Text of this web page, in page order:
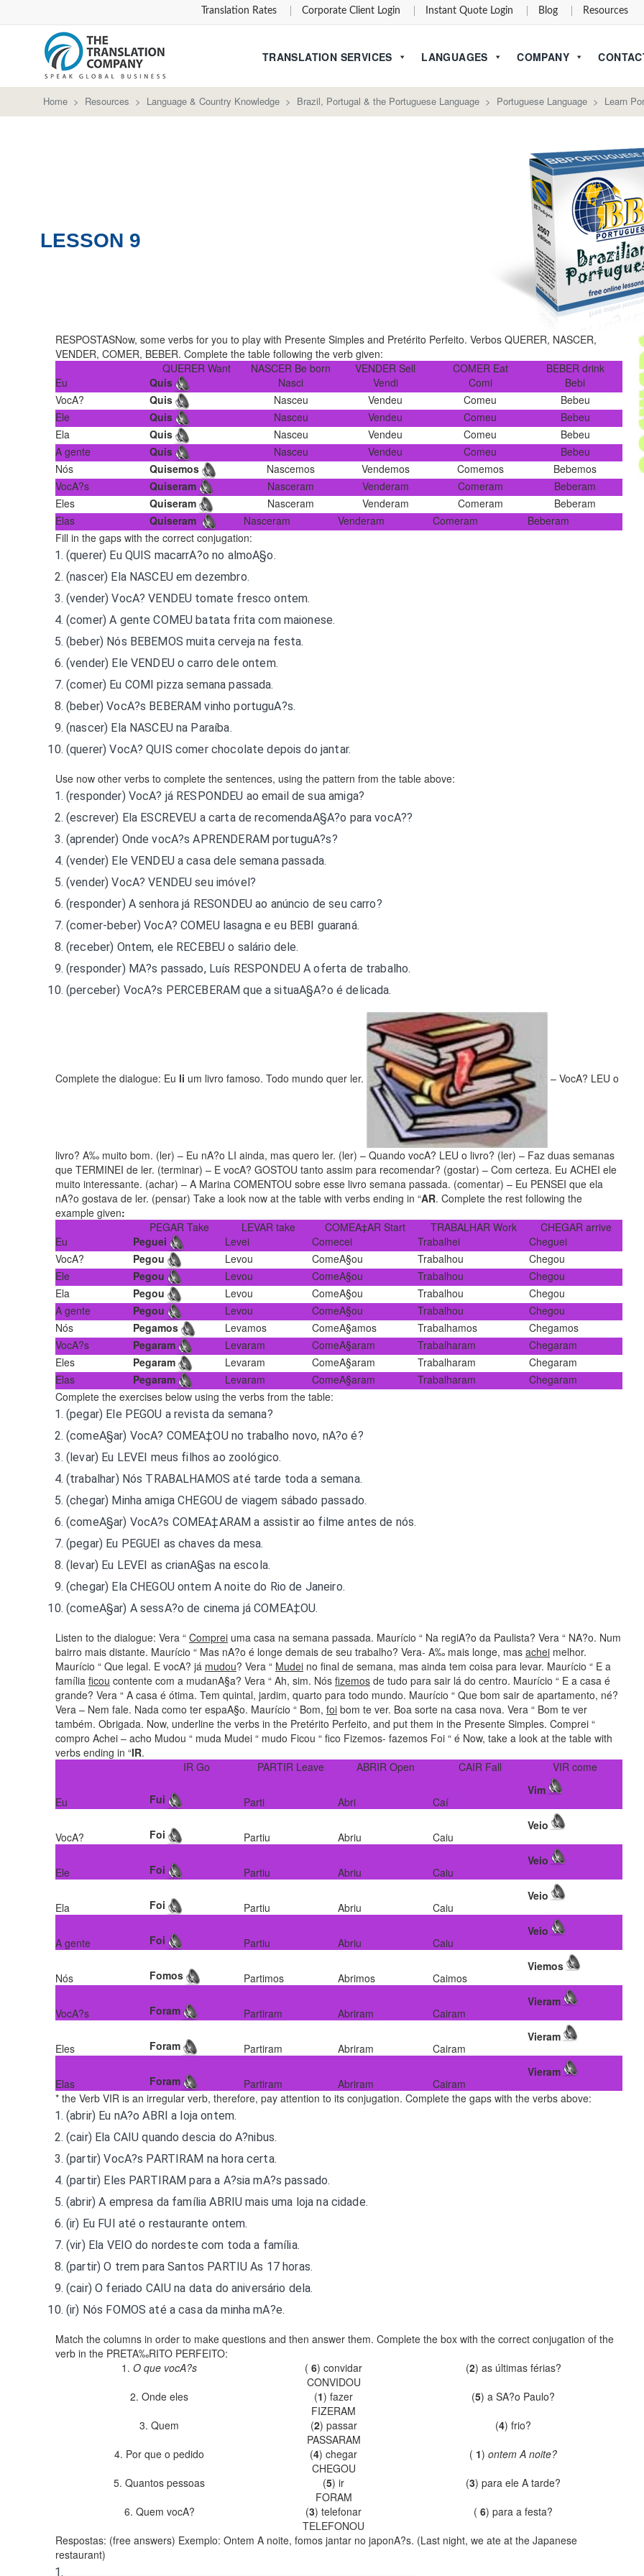
Translation Rates Corporate Client Login Instant Quote Login Blog Resources
TRANSLATION SERVICES LANGUAGES COMPANY
Home > Resources > Language & Country Knowledge > Brazil, Portugal & the Portuguese Language > Portuguese Language > Learn
LESSON 9
RESPOSTASNow, some verbs for you to play with Presente Simples and Pretérito Perfeito. Verbos QUERER, NASCER,
VENDER, COMER, BEBER. Complete the table following the verb given:
QUERER Want
NASCER Be born VENDER Sell COMER Eat
BEBER drink
Eu
Quis Nasci Vendi Comi
Bebi
VocA?
Quis Nasceu Vendeu Comeu
Bebeu
Ele
Quis Nasceu Vendeu Comeu
Bebeu
Ela
Quis Nasceu Vendeu Comeu
Bebeu
A gente
Quis Nasceu Vendeu Comeu
Bebeu
Nós
Quisemos Nascemos Vendemos Comemos
Bebemos
VocA?s
Quiseram Nasceram Venderam Comeram
Beberam
Eles
Quiseram Nasceram Venderam Comeram
Beberam
Elas
Quiseram Nasceram Venderam Comeram
Beberam
Fill in the gaps with the correct conjugation:
(querer) Eu QUIS macarrA?o no almoA§o.
(nascer) Ela NASCEUem dezembro.
(vender) VocA?VENDEU tomate fresco ontem.
(comer) A genteCOMEU batata frita com maionese.
(beber) Nós BEBEMOS muita cerveja na festa.
(vender) Ele VENDEUo carro dele ontem.
(comer) Eu COMI pizza semana passada.
(beber) VocA?s BEBERAM vinho portuguA?s.
(nascer) Ela NASCEUna Paraíba.
(querer) VocA?QUIS comer chocolate depois do jantar.
Use now other verbs to complete the sentences, using the pattern from the table above:
(responder) VocA? já RESPONDEU ao email de sua amiga?
(escrever) Ela ESCREVEU a carta de recomendaA§A?o para vocA??
(aprender) Onde vocA?sAPRENDERAMportuguA?s?
(vender) Ele VENDEUa casa dele semana passada.
(vender) VocA?VENDEU seu imóvel?
(responder) A senhora já RESONDEUao anúncio de seu carro?
(comer-beber) VocA? COMEUlasagna e eu BEBI guaraná.
(receber) Ontem, ele RECEBEU o salário dele.
(responder) MA?s passado, Luís RESPONDEU A oferta de trabalho.
(perceber) VocA?s PERCEBERAM que a situaA§A?o é delicada.
Complete the dialogue: Eu li um livro famoso. Todo mundo quer ler. – VocA? LEU o
livro? A‰ muito bom. (ler) – Eu nA?o LI ainda, mas quero ler. (ler) – Quando vocA? LEU o livro? (ler) – Faz duas semanas
que TERMINEI de ler. (terminar) – E vocA? GOSTOU tanto assim para recomendar? (gostar) – Com certeza. Eu ACHEI ele
muito interessante. (achar) – A Marina COMENTOU sobre esse livro semana passada. (comentar) – Eu PENSEI que ela
nA?o gostava de ler. (pensar) Take a look now at the table with verbs ending in “AR. Complete the rest following the
example given:
PEGAR Take
LEVAR take COMEA‡AR Start TRABALHAR Work
CHEGAR arrive
Eu
Peguei Levei Comecei Trabalhei
Cheguei
VocA?
Pegou Levou ComeA§ou Trabalhou
Chegou
Ele
Pegou Levou ComeA§ou Trabalhou
Chegou
Ela
Pegou Levou ComeA§ou Trabalhou
Chegou
A gente
Pegou Levou ComeA§ou Trabalhou
Chegou
Nós
Pegamos Levamos ComeA§amos Trabalhamos
Chegamos
VocA?s
Pegaram Levaram ComeA§aram Trabalharam
Chegaram
Eles
Pegaram Levaram ComeA§aram Trabalharam
Chegaram
Elas
Pegaram Levaram ComeA§aram Trabalharam
Chegaram
Complete the exercises below using the verbs from the table:
(pegar) Ele PEGOU a revista da semana?
(comeA§ar) VocA? COMEA‡OUno trabalho novo, nA?o é?
(levar) Eu LEVEI meus filhos ao zoológico.
(trabalhar) Nós TRABALHAMOS até tarde toda a semana.
(chegar) Minha amigaCHEGOU de viagem sábado passado.
(comeA§ar) VocA?s COMEA‡ARAM a assistir ao filme antes de nós.
(pegar) Eu PEGUEI as chaves da mesa.
(levar) Eu LEVEI as crianA§as na escola.
(chegar) Ela CHEGOUontem A noite do Rio de Janeiro.
(comeA§ar) A sessA?o de cinema jáCOMEA‡OU.
Listen to the dialogue: Vera “ Comprei uma casa na semana passada. Maurício “ Na regiA?o da Paulista? Vera “ NA?o. Num
bairro mais distante. Maurício “ Mas nA?o é longe demais de seu trabalho? Vera- A‰ mais longe, mas achei melhor.
Maurício “ Que legal. E vocA? já mudou? Vera “ Mudei no final de semana, mas ainda tem coisa para levar. Maurício “ E a
família ficou contente com a mudanA§a? Vera “ Ah, sim. Nós fizemos de tudo para sair lá do centro. Maurício “ E a casa é
grande? Vera “ A casa é ótima. Tem quintal, jardim, quarto para todo mundo. Maurício “ Que bom sair de apartamento, né?
Vera – Nem fale. Nada como ter espaA§o. Maurício “ Bom, foi bom te ver. Boa sorte na casa nova. Vera “ Bom te ver
também. Obrigada. Now, underline the verbs in the Pretérito Perfeito, and put them in the Presente Simples. Comprei “
compro Achei – acho Mudou “ muda Mudei “ mudo Ficou “ fico Fizemos- fazemos Foi “ é Now, take a look at the table with
verbs ending in “IR.
IR Go
PARTIR Leave ABRIR Open CAIR Fall VIR come
Eu Fui Parti Abri Caí
Vim
VocA? Foi Partiu Abriu Caiu
Veio
Ele Foi Partiu Abriu Caiu
Veio
Ela Foi Partiu Abriu Caiu
Veio
A gente Foi Partiu Abriu Caiu
Veio
Nós Fomos Partimos Abrimos Caimos
Viemos
VocA?s Foram Partiram Abriram Cairam
Vieram
Eles Foram Partiram Abriram Cairam
Vieram
Elas Foram Partiram Abriram Cairam
Vieram
* the Verb VIR is an irregular verb, therefore, pay attention to its conjugation. Complete the gaps with the verbs above:
(abrir) Eu nA?oABRI a loja ontem.
(cair) Ela CAIU quando descia do A?nibus.
(partir) VocA?s PARTIRAM na hora certa.
(partir) Eles PARTIRAM para a A?sia mA?s passado.
(abrir) A empresa da famíliaABRIU mais uma loja na cidade.
(ir) Eu FUI até o restaurante ontem.
(vir) Ela VEIO do nordeste com toda a família.
(partir) O trem para Santos PARTIU As 17 horas.
(cair) O feriado CAIU na data do aniversário dela.
(ir) Nós FOMOS até a casa da minha mA?e.
Match the columns in order to make questions and then answer them. Complete the box with the correct conjugation of the
verb in the PRETA‰RITO PERFEITO:
1. O que vocA?s ( 6) convidar (2) as últimas férias?
CONVIDOU
2. Onde eles
(1) fazer (5) a SA?o Paulo?
FIZERAM
3. Quem
(2) passar (4) frio?
PASSARAM
4. Por que o pedido
(4) chegar ( 1) ontem A noite?
CHEGOU
5. Quantos pessoas
(5) ir (3) para ele A tarde?
FORAM
6. Quem vocA?
(3) telefonar ( 6) para a festa?
TELEFONOU
Respostas: (free answers) Exemplo: Ontem A noite, fomos jantar no japonA?s. (Last night, we ate at the Japanese
restaurant)